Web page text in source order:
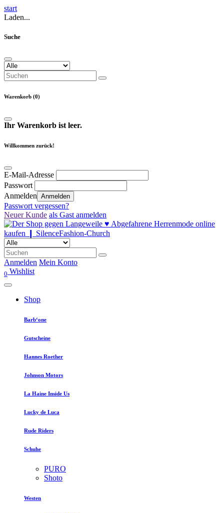
start
Laden...
Suche
Warenkorb (0)
Ihr Warenkorb ist leer.
Willkommen zurück!
E-Mail-Adresse
Passwort
Anmelden Anmelden
Passwort vergessen?
Neuer Kunde als Gast anmelden
Anmelden Mein Konto
0 Wishlist
Shop
Barb‘one
Gutscheine
Hannes Roether
Johnson Motors
La Haine Inside Us
Lucky de Luca
Rude Riders
Schuhe
PURO
Shoto
Westen